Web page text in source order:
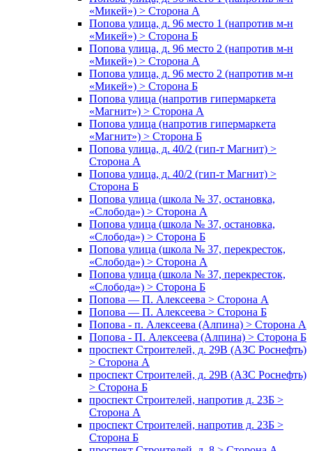
«Микей») > Сторона А
Попова улица, д. 96 место 1 (напротив м-н
«Микей») > Сторона Б
Попова улица, д. 96 место 2 (напротив м-н
«Микей») > Сторона А
Попова улица, д. 96 место 2 (напротив м-н
«Микей») > Сторона Б
Попова улица (напротив гипермаркета
«Магнит») > Сторона А
Попова улица (напротив гипермаркета
«Магнит») > Сторона Б
Попова улица, д. 40/2 (гип-т Магнит) >
Сторона А
Попова улица, д. 40/2 (гип-т Магнит) >
Сторона Б
Попова улица (школа № 37, остановка,
«Слобода») > Сторона А
Попова улица (школа № 37, остановка,
«Слобода») > Сторона Б
Попова улица (школа № 37, перекресток,
«Слобода») > Сторона А
Попова улица (школа № 37, перекресток,
«Слобода») > Сторона Б
Попова — П. Алексеева > Сторона А
Попова — П. Алексеева > Сторона Б
Попова - п. Алексеева (Алпина) > Сторона А
Попова - П. Алексеева (Алпина) > Сторона Б
проспект Строителей, д. 29В (АЗС Роснефть)
> Сторона А
проспект Строителей, д. 29В (АЗС Роснефть)
> Сторона Б
проспект Строителей, напротив д. 23Б >
Сторона А
проспект Строителей, напротив д. 23Б >
Сторона Б